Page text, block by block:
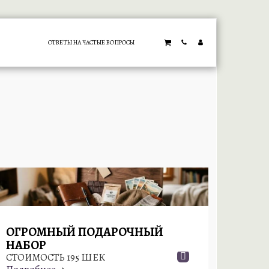
ОТВЕТЫ НА ЧАСТЫЕ ВОПРОСЫ
ОГРОМНЫЙ ПОДАРОЧНЫЙ
НАБОР
СТОИМОСТЬ 195 ШЕК